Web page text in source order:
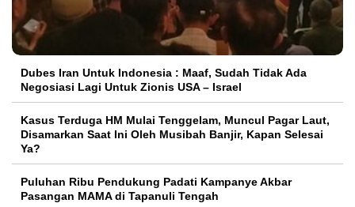
Dubes Iran Untuk Indonesia : Maaf, Sudah Tidak Ada
Negosiasi Lagi Untuk Zionis USA – Israel
Kasus Terduga HM Mulai Tenggelam, Muncul Pagar Laut,
Disamarkan Saat Ini Oleh Musibah Banjir, Kapan Selesai
Ya?
Puluhan Ribu Pendukung Padati Kampanye Akbar
Pasangan MAMA di Tapanuli Tengah